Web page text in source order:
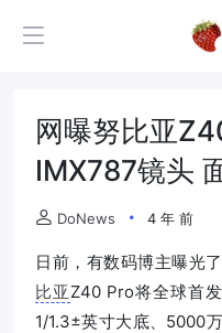
网曝努比亚
IMX787镜头
DoNews 4 年 前
日前，有数码博主曝光
比亚 Z40 Pro将全球首
1/1.3±英寸大底、5000